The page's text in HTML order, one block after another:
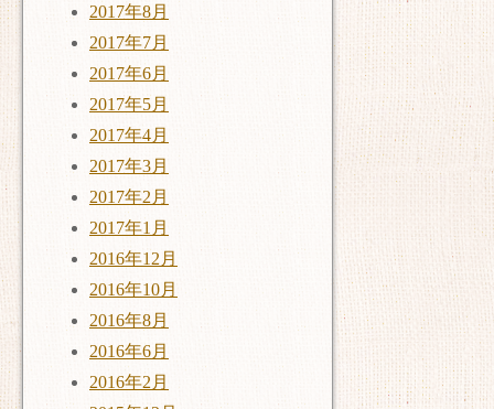
2017年8月
2017年7月
2017年6月
2017年5月
2017年4月
2017年3月
2017年2月
2017年1月
2016年12月
2016年10月
2016年8月
2016年6月
2016年2月